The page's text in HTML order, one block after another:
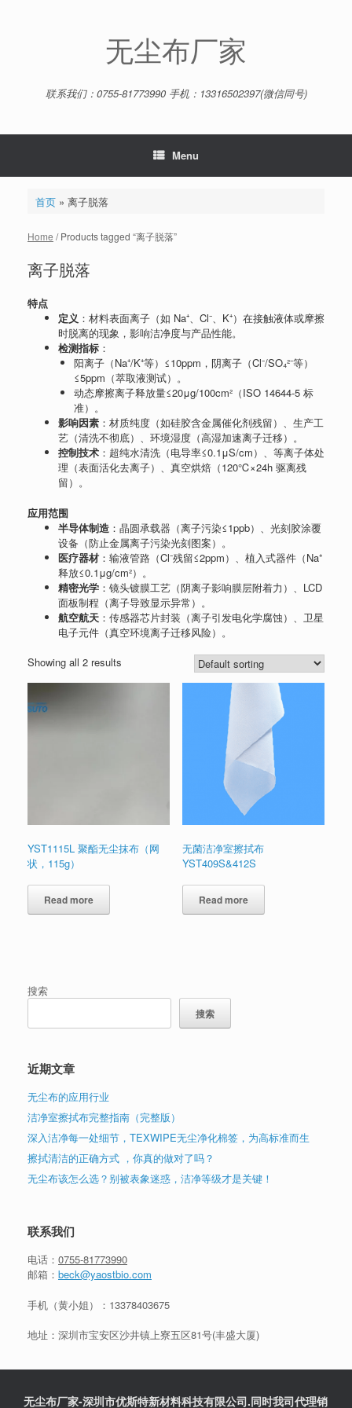
无尘布厂家
联系我们：0755-81773990 手机：13316502397(微信同号)
Menu
首页» 离子脱落
Home / Products tagged “离子脱落”
离子脱落
特点
定义 ：材料表面离子（如 Na⁺、Cl⁻、K⁺）在接触液体或摩擦
时脱离的现象，影响洁净度与产品性能。
检测指标 ：
阳离子（Na⁺/K⁺等）≤10ppm，阴离子（Cl⁻/SO₄²⁻等）
≤5ppm（萃取液测试）。
动态摩擦离子释放量≤20μg/100cm²（ISO 14644-5 标
准）。
影响因素 ：材质纯度（如硅胶含金属催化剂残留）、生产工
艺（清洗不彻底）、环境湿度（高湿加速离子迁移）。
控制技术 ：超纯水清洗（电导率≤0.1μS/cm）、等离子体处
理（表面活化去离子）、真空烘焙（120℃×24h 驱离残
留）。
应用范围
半导体制造 ：晶圆承载器（离子污染≤1ppb）、光刻胶涂覆
设备（防止金属离子污染光刻图案）。
医疗器材 ：输液管路（Cl⁻残留≤2ppm）、植入式器件（Na⁺
释放≤0.1μg/cm²）。
精密光学 ：镜头镀膜工艺（阴离子影响膜层附着力）、LCD
面板制程（离子导致显示异常）。
航空航天 ：传感器芯片封装（离子引发电化学腐蚀）、卫星
电子元件（真空环境离子迁移风险）。
Showing all 2 results
YST1115L 聚酯无尘抹布（网
状，115g）
Read more
无菌洁净室擦拭布
YST409S&412S
Read more
搜索
搜索
近期文章
无尘布的应用行业
洁净室擦拭布完整指南（完整版）
深入洁净每一处细节，TEXWIPE无尘净化棉签，为高标准而生
擦拭清洁的正确方式 ，你真的做对了吗？
无尘布该怎么选？别被表象迷惑，洁净等级才是关键！
联系我们
电话： 0755-81773990
邮箱： beck@yaostbio.com
手机（黄小姐）： 13378403675
地址：深圳市宝安区沙井镇上寮五区81号(丰盛大厦)
无尘布厂家-深圳市优斯特新材料科技有限公司.同时我司代理销